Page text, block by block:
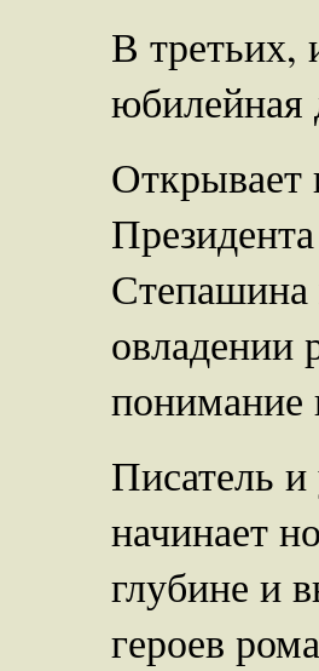
В третьих,
юбилейная
Открывает
Степашина
овладении
Писатель
начинает
глубине и
героев